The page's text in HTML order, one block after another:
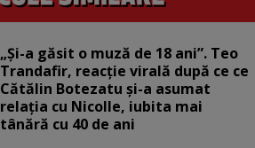
„Și-a găsit o muză de 18 ani”. Teo
Trandafir, reacție virală după ce ce
Cătălin Botezatu și-a asumat
relația cu Nicolle, iubita mai
tânără cu 40 de ani